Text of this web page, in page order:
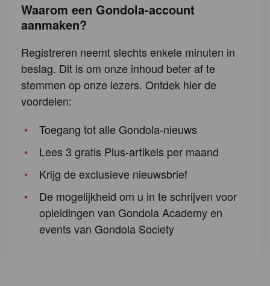
Waarom een Gondola-account
aanmaken?
Registreren neemt slechts enkele minuten in
beslag. Dit is om onze inhoud beter af te
stemmen op onze lezers. Ontdek hier de
voordelen:
Toegang tot alle Gondola-nieuws
Lees 3 gratis Plus-artikels per maand
Krijg de exclusieve nieuwsbrief
De mogelijkheid om u in te schrijven voor
opleidingen van Gondola Academy en
events van Gondola Society